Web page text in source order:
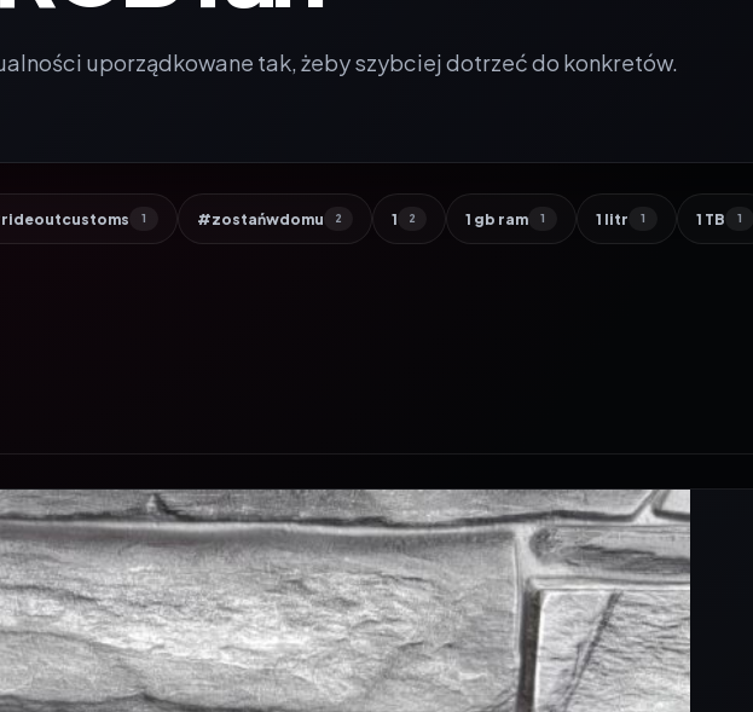
uporządkowane tak, żeby szybciej dotrzeć do konkretów.
1 #zostańwdomu 2 1 2 1 gb ram 1 1 litr 1 1 TB 1